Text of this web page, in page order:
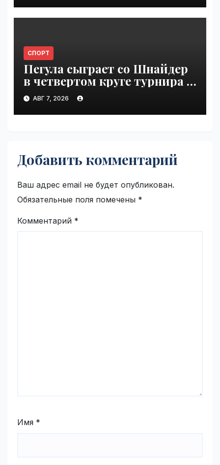
СПОРТ
Пегула сыграет со Шнайдер
в четвертом круге турнира в
Торонто | VseTime.ru
АВГ 7, 2026
Добавить комментарий
Ваш адрес email не будет опубликован.
Обязательные поля помечены *
Комментарий *
Имя *